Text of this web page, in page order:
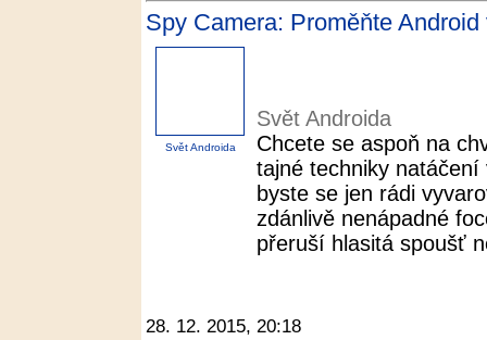
Spy Camera: Proměňte
Svět Androida
Svět Androida
Chcete se aspoň na
tajné techniky
byste se jen rádi
zdánlivě nenápadné
přeruší hlasitá spoušť
28. 12. 2015, 20:18